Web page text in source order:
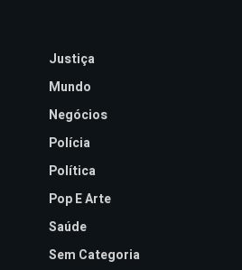
Justiça
Mundo
Negócios
Polícia
Política
Pop E Arte
Saúde
Sem Categoria